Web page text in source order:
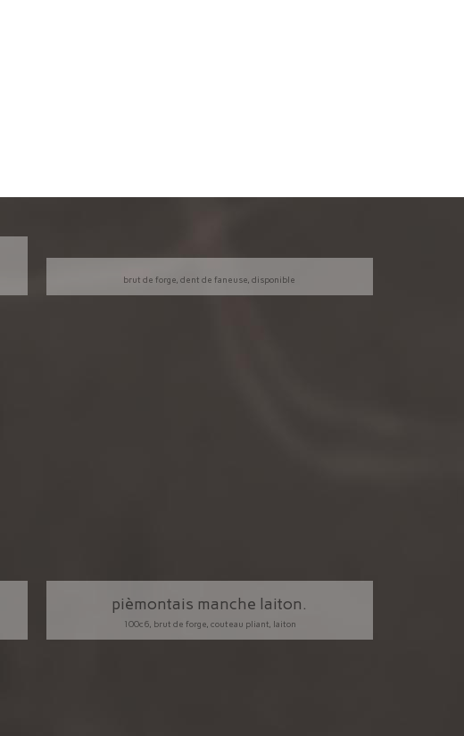
brut de forge, dent de faneuse, disponible
pièmontais manche laiton.
100c6, brut de forge, couteau pliant, laiton